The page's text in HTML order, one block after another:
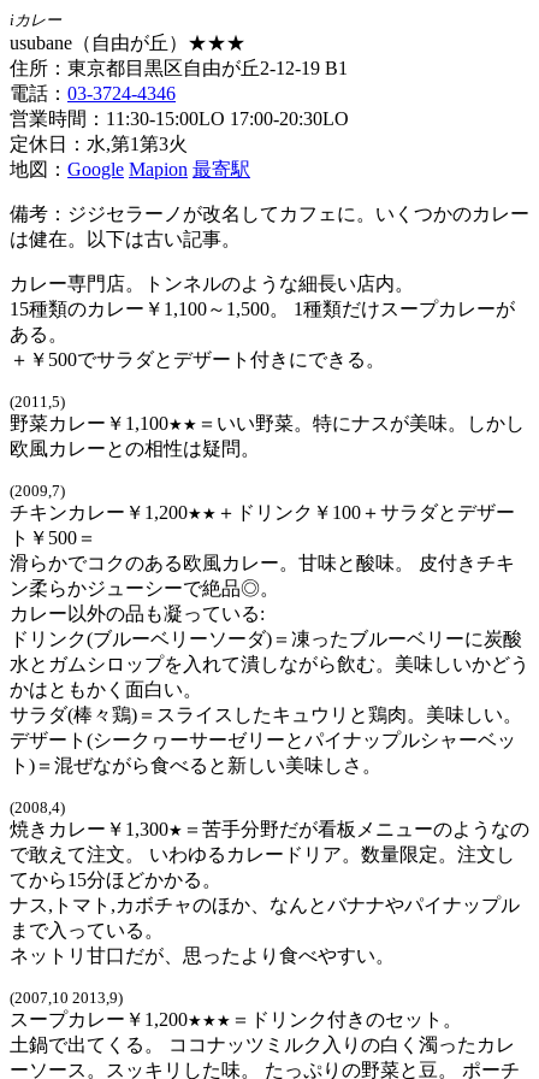
iカレー
usubane（自由が丘）★★★
住所：東京都目黒区自由が丘2-12-19 B1
電話： 03-3724-4346
営業時間：11:30-15:00LO 17:00-20:30LO
定休日：水,第1第3火
地図： Google Mapion 最寄駅
備考：ジジセラーノが改名してカフェに。いくつかのカレー
は健在。以下は古い記事。
カレー専門店。トンネルのような細長い店内。
15種類のカレー￥1,100～1,500。 1種類だけスープカレーが
ある。
＋￥500でサラダとデザート付きにできる。
(2011,5)
野菜カレー￥1,100★★ ＝いい野菜。特にナスが美味。しかし
欧風カレーとの相性は疑問。
(2009,7)
チキンカレー￥1,200★★ ＋ドリンク￥100＋サラダとデザー
ト￥500＝
滑らかでコクのある欧風カレー。甘味と酸味。 皮付きチキ
ン柔らかジューシーで絶品◎。
カレー以外の品も凝っている:
ドリンク(ブルーベリーソーダ)＝凍ったブルーベリーに炭酸
水とガムシロップを入れて潰しながら飲む。美味しいかどう
かはともかく面白い。
サラダ(棒々鶏)＝スライスしたキュウリと鶏肉。美味しい。
デザート(シークヮーサーゼリーとパイナップルシャーベッ
ト)＝混ぜながら食べると新しい美味しさ。
(2008,4)
焼きカレー￥1,300★ ＝苦手分野だが看板メニューのようなの
で敢えて注文。 いわゆるカレードリア。数量限定。注文し
てから15分ほどかかる。
ナス,トマト,カボチャのほか、なんとバナナやパイナップル
まで入っている。
ネットリ甘口だが、思ったより食べやすい。
(2007,10 2013,9)
スープカレー￥1,200★★★ ＝ドリンク付きのセット。
土鍋で出てくる。 ココナッツミルク入りの白く濁ったカレ
ーソース。スッキリした味。 たっぷりの野菜と豆。 ポーチ